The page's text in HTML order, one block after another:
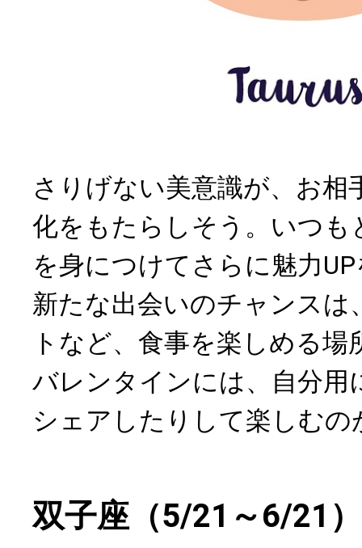
さりげない美意識が、お相
化をもたらしそう。いつも
を身につけてさらに魅力
新たな出会いのチャンスは
トなど、食事を楽しめる場
バレンタインには、自分用
シェアしたりして楽しむ
双子座（5/21～6/21）